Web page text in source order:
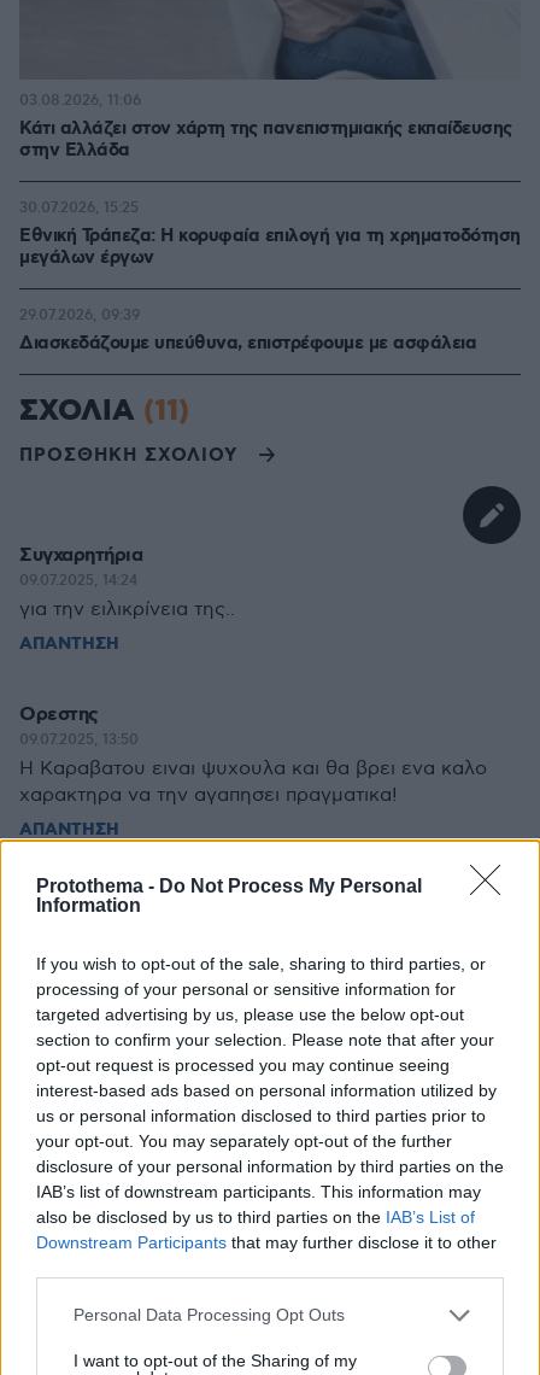
Protothema - Do Not Process My Personal
Information
If you wish to opt-out of the sale, sharing to third parties, or
processing of your personal or sensitive information for
targeted advertising by us, please use the below opt-out
section to confirm your selection. Please note that after your
opt-out request is processed you may continue seeing
interest-based ads based on personal information utilized by
us or personal information disclosed to third parties prior to
your opt-out. You may separately opt-out of the further
disclosure of your personal information by third parties on the
IAB’s list of downstream participants. This information may
also be disclosed by us to third parties on the IAB’s List of
Downstream Participants that may further disclose it to other
Please note that this website/app uses one or more Google
not limited to your visit or usage behaviour. You may click to
Personal Data Processing Opt Outs
I want to opt-out of the Sharing of my
Κάτι αλλάζει στον χάρτη της πανεπιστημιακής εκπαίδευσης
στην Ελλάδα
03.08.2026, 11:06
Εθνική Τράπεζα: Η κορυφαία επιλογή για τη χρηματοδότηση
μεγάλων έργων
30.07.2026, 15:25
Διασκεδάζουμε υπεύθυνα, επιστρέφουμε με ασφάλεια
29.07.2026, 09:39
ΣΧΟΛΙΑ (11)
ΠΡΟΣΘΗΚΗ ΣΧΟΛΙΟΥ
Συγχαρητήρια
09.07.2025, 14:24
για την ειλικρίνεια της..
ΑΠΑΝΤΗΣΗ
Ορεστης
09.07.2025, 13:50
Η Καραβατου ειναι ψυχουλα και θα βρει ενα καλο
χαρακτηρα να την αγαπησει πραγματικα!
ΑΠΑΝΤΗΣΗ
Σωατά
Ο άλλος μέχρι μαλλιά έβαλε....
ΑΠΑΝΤΗΣΗ
ΚΩΣΤΑΣ21
09.07.2025, 12:39
Δεν λες που γλύτωσες από αυτό το παλτό...
ΑΠΑΝΤΗΣΗ
αποτυχία
Έτσι είναι και μπράβο της που το λέει.
ΑΠΑΝΤΗΣΗ